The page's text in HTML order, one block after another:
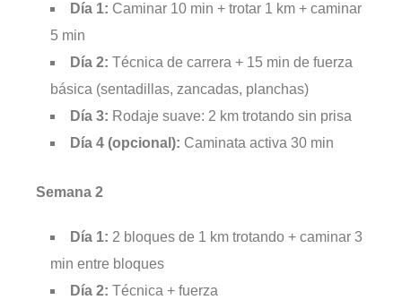
Día 1: Caminar 10 min + trotar 1 km + caminar
5 min
Día 2: Técnica de carrera + 15 min de fuerza
básica (sentadillas, zancadas, planchas)
Día 3: Rodaje suave: 2 km trotando sin prisa
Día 4 (opcional): Caminata activa 30 min
Semana 2
Día 1: 2 bloques de 1 km trotando + caminar 3
min entre bloques
Día 2: Técnica + fuerza